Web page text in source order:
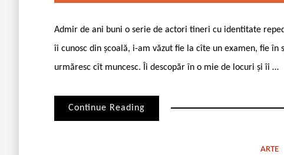
Admir de ani buni o serie de actori tineri cu iden­titate
îi cunosc din școală, i-am văzut fie la cîte un examen, fie
urmăresc cît muncesc. Îi descopăr în o mie de locuri și îi …
Continue Reading
ARTE